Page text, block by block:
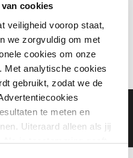
cookies
veiligheid voorop staat,
we zorgvuldig om met
cookies om onze
Met analytische cookies
gebruikt, zodat we de
te meten en
Uiteraard alleen als jij
je toestemming geeft,